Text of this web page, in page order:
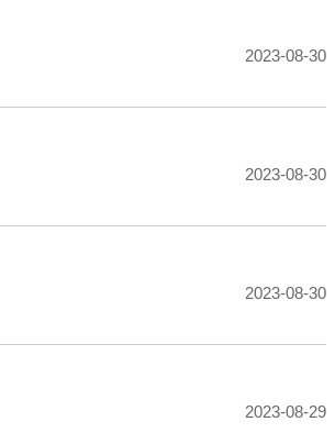
2023-08-30
2023-08-30
2023-08-30
2023-08-29